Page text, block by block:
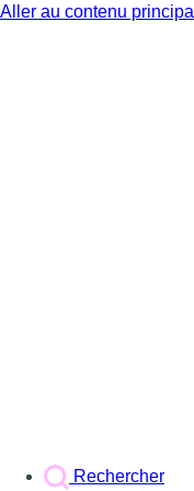
Aller au contenu principal
Rechercher